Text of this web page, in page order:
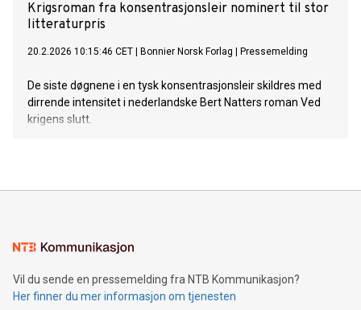
Krigsroman fra konsentrasjonsleir nominert til stor
litteraturpris
20.2.2026 10:15:46 CET Bonnier Norsk Forlag Pressemelding
De siste døgnene i en tysk konsentrasjonsleir skildres med
dirrende intensitet i nederlandske Bert Natters roman Ved
krigens slutt.
Vil du sende en pressemelding fra NTB Kommunikasjon?
Her finner du mer informasjon om tjenesten